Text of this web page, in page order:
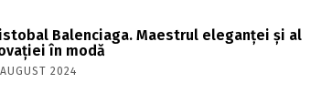
Balenciaga. Maestrul eleganței și al
în modă
2024